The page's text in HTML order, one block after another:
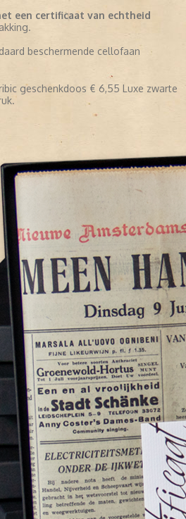
een certificaat van echtheid
beschermende cellofaan
geschenkdoos € 6,55 Luxe zwarte